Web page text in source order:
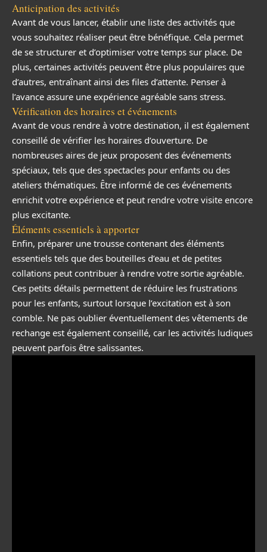
Anticipation des activités
Avant de vous lancer, établir une liste des activités que
vous souhaitez réaliser peut être bénéfique. Cela permet
de se structurer et d’optimiser votre temps sur place. De
plus, certaines activités peuvent être plus populaires que
d’autres, entraînant ainsi des files d’attente. Penser à
l’avance assure une expérience agréable sans stress.
Vérification des horaires et événements
Avant de vous rendre à votre destination, il est également
conseillé de vérifier les horaires d’ouverture. De
nombreuses aires de jeux proposent des événements
spéciaux, tels que des spectacles pour enfants ou des
ateliers thématiques. Être informé de ces événements
enrichit votre expérience et peut rendre votre visite encore
plus excitante.
Éléments essentiels à apporter
Enfin, préparer une trousse contenant des éléments
essentiels tels que des bouteilles d’eau et de petites
collations peut contribuer à rendre votre sortie agréable.
Ces petits détails permettent de réduire les frustrations
pour les enfants, surtout lorsque l’excitation est à son
comble. Ne pas oublier éventuellement des vêtements de
rechange est également conseillé, car les activités ludiques
peuvent parfois être salissantes.